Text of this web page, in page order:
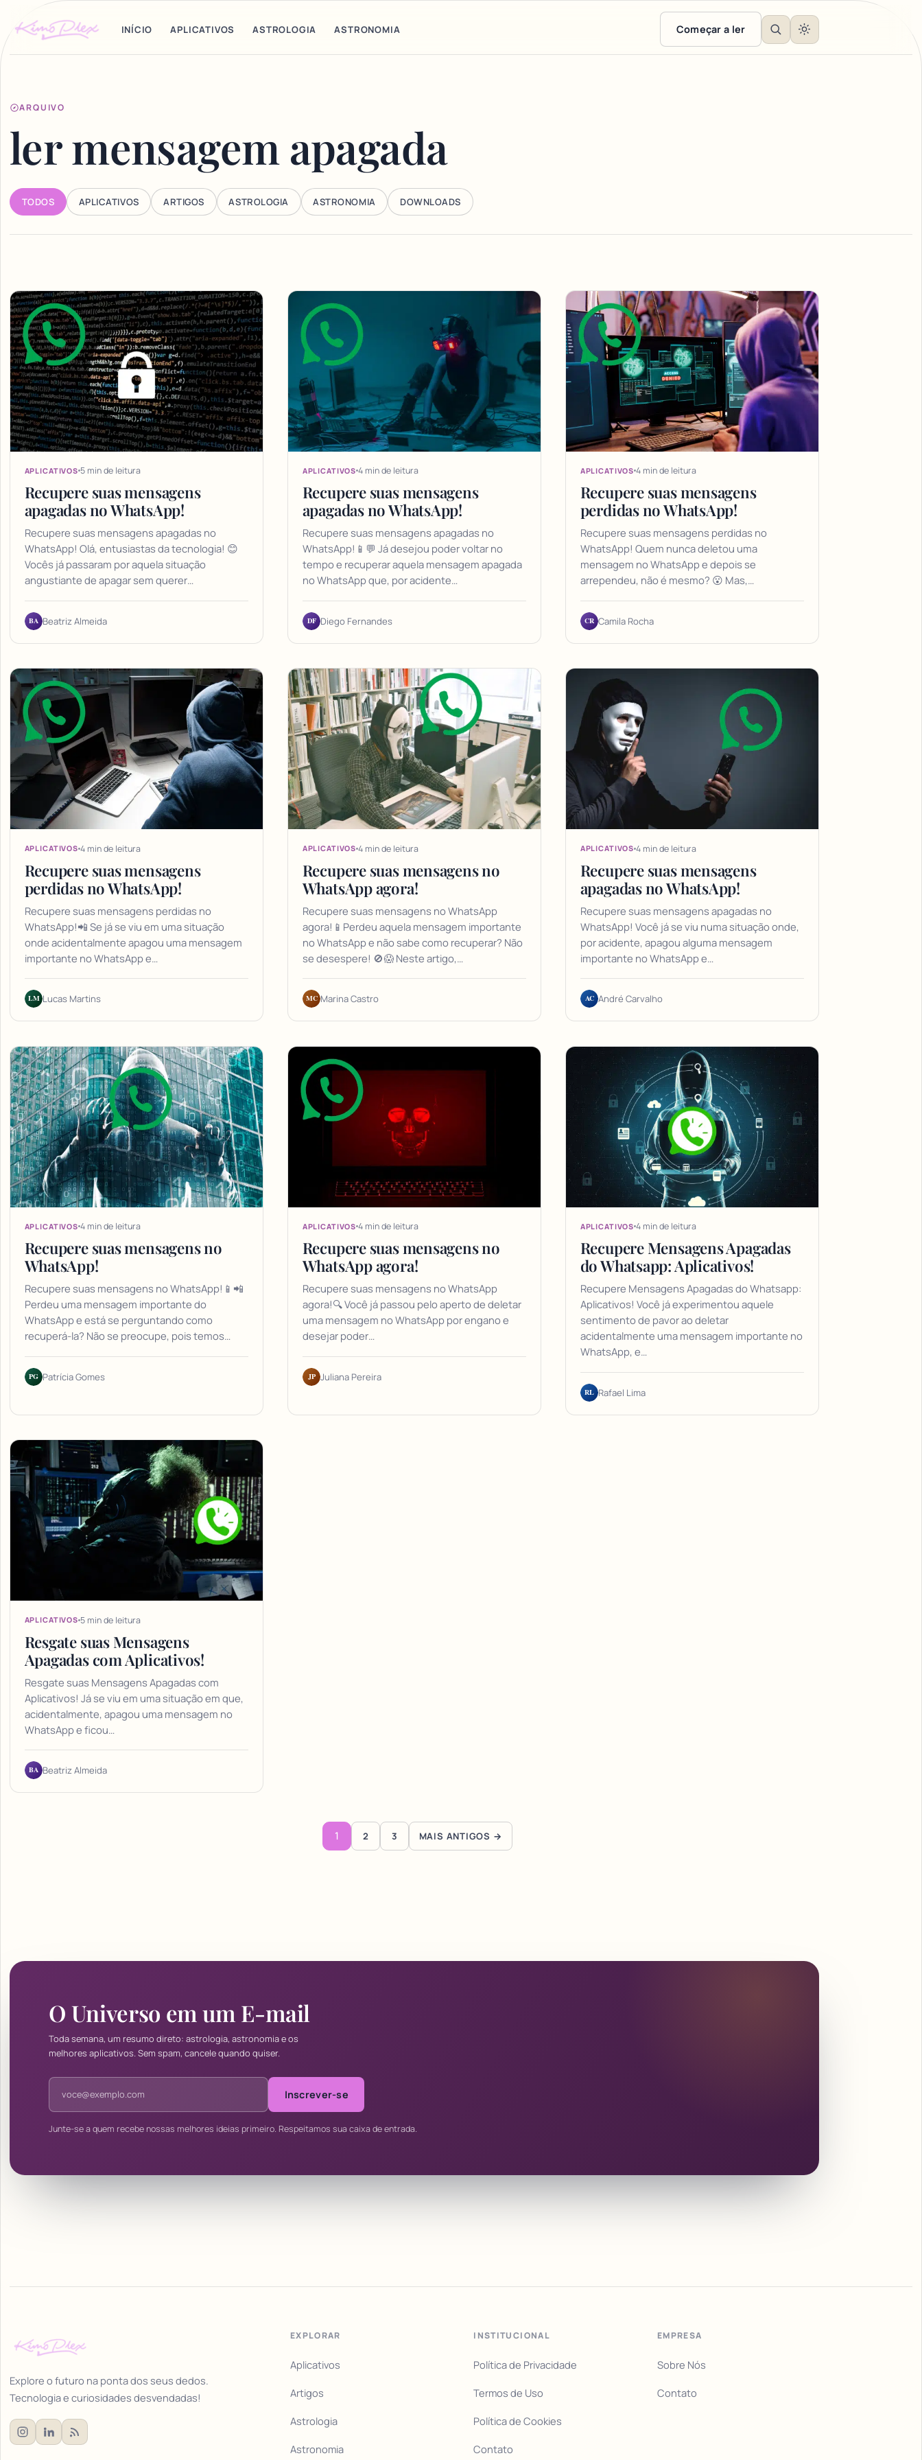
INÍCIO APLICATIVOS ASTROLOGIA ASTRONOMIA Começar a ler
ARQUIVO
ler mensagem apagada
TODOS APLICATIVOS ARTIGOS ASTROLOGIA ASTRONOMIA DOWNLOADS
Articles
APLICATIVOS 5 min de leitura
Recupere suas mensagens
apagadas no WhatsApp!
Recupere suas mensagens apagadas no
WhatsApp! Olá, entusiastas da tecnologia! 😊
Vocês já passaram por aquela situação
angustiante de apagar sem querer…
BA Beatriz Almeida
APLICATIVOS 4 min de leitura
Recupere suas mensagens
apagadas no WhatsApp!
Recupere suas mensagens apagadas no
WhatsApp!📱💬 Já desejou poder voltar no
tempo e recuperar aquela mensagem apagada
no WhatsApp que, por acidente…
DF Diego Fernandes
APLICATIVOS 4 min de leitura
Recupere suas mensagens
perdidas no WhatsApp!
Recupere suas mensagens perdidas no
WhatsApp! Quem nunca deletou uma
mensagem no WhatsApp e depois se
arrependeu, não é mesmo? 😮 Mas,…
CR Camila Rocha
APLICATIVOS 4 min de leitura
Recupere suas mensagens
perdidas no WhatsApp!
Recupere suas mensagens perdidas no
WhatsApp!📲 Se já se viu em uma situação
onde acidentalmente apagou uma mensagem
importante no WhatsApp e…
LM Lucas Martins
APLICATIVOS 4 min de leitura
Recupere suas mensagens no
WhatsApp agora!
Recupere suas mensagens no WhatsApp
agora!📱Perdeu aquela mensagem importante
no WhatsApp e não sabe como recuperar? Não
se desespere! 🚫😱 Neste artigo,…
MC Marina Castro
APLICATIVOS 4 min de leitura
Recupere suas mensagens
apagadas no WhatsApp!
Recupere suas mensagens apagadas no
WhatsApp! Você já se viu numa situação onde,
por acidente, apagou alguma mensagem
importante no WhatsApp e…
AC André Carvalho
APLICATIVOS 4 min de leitura
Recupere suas mensagens no
WhatsApp!
Recupere suas mensagens no WhatsApp!📱📲
Perdeu uma mensagem importante do
WhatsApp e está se perguntando como
recuperá-la? Não se preocupe, pois temos…
PG Patrícia Gomes
APLICATIVOS 4 min de leitura
Recupere suas mensagens no
WhatsApp agora!
Recupere suas mensagens no WhatsApp
agora!🔍 Você já passou pelo aperto de deletar
uma mensagem no WhatsApp por engano e
desejar poder…
JP Juliana Pereira
APLICATIVOS 4 min de leitura
Recupere Mensagens Apagadas
do Whatsapp: Aplicativos!
Recupere Mensagens Apagadas do Whatsapp:
Aplicativos! Você já experimentou aquele
sentimento de pavor ao deletar
acidentalmente uma mensagem importante no
WhatsApp, e…
RL Rafael Lima
APLICATIVOS 5 min de leitura
Resgate suas Mensagens
Apagadas com Aplicativos!
Resgate suas Mensagens Apagadas com
Aplicativos! Já se viu em uma situação em que,
acidentalmente, apagou uma mensagem no
WhatsApp e ficou…
BA Beatriz Almeida
Paginação de posts
1 2 3 MAIS ANTIGOS →
O Universo em um E-mail
Toda semana, um resumo direto: astrologia, astronomia e os
melhores aplicativos. Sem spam, cancele quando quiser.
Endereço de e-mail
Inscrever-se
Junte-se a quem recebe nossas melhores ideias primeiro. Respeitamos sua caixa de entrada.
Explore o futuro na ponta dos seus dedos.
Tecnologia e curiosidades desvendadas!
EXPLORAR
Aplicativos
Artigos
Astrologia
Astronomia
INSTITUCIONAL
Política de Privacidade
Termos de Uso
Política de Cookies
Contato
EMPRESA
Sobre Nós
Contato